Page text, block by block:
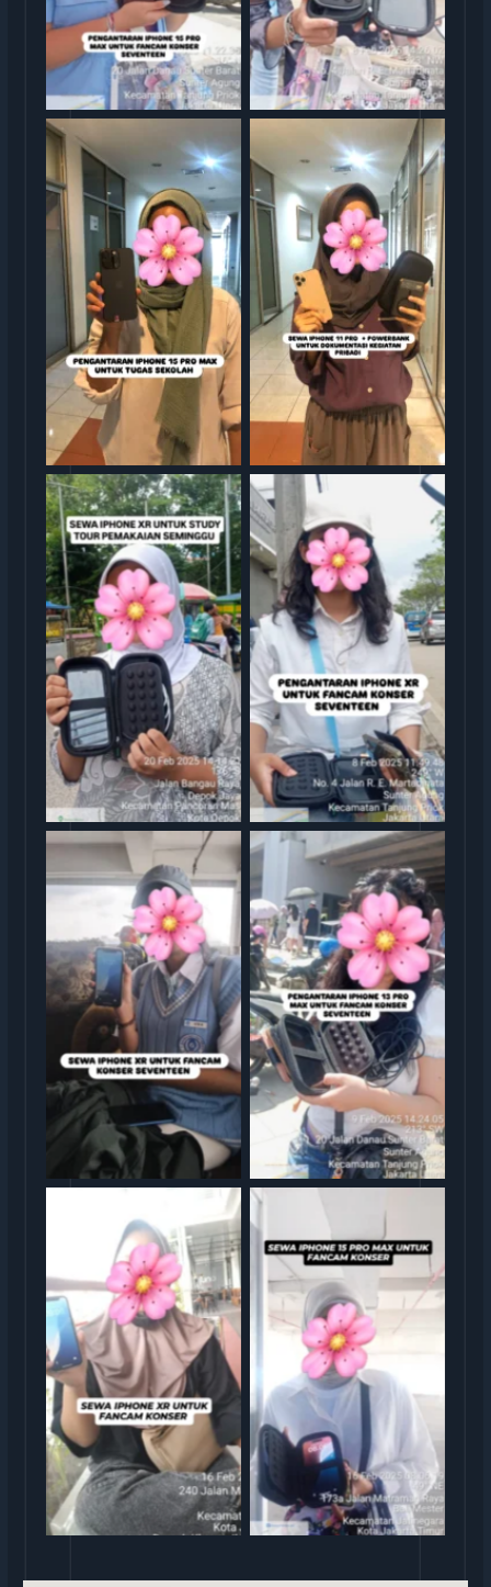
Sewa iphone jakarta Sewa iphone jakarta
Sewa iphone jakarta Sewa iphone jakarta
rental iphone jakarta rental iphone jakarta
rental iphone jakarta rental iphone